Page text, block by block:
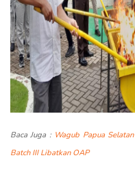
Baca Juga : Wagub Papua
Batch III Libatkan OAP